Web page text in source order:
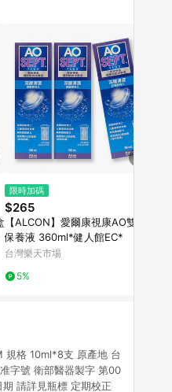
限時加碼
$265
【ALCON】愛爾康視康AO雙氧
保養液 360ml*健人館EC*
台灣樂天市場
5%
規格 10ml*8支 原產地 台
字號 衛部醫器製字 第00
請詳見瓶標 定期校正